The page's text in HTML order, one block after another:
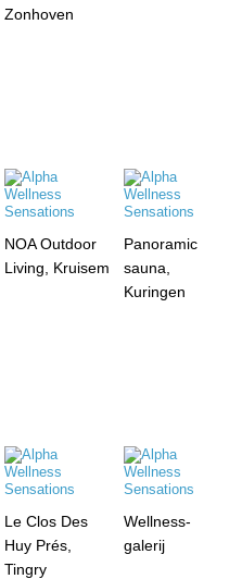
Zonhoven
NOA Outdoor
Living, Kruisem
Panoramic
sauna,
Kuringen
Le Clos Des
Huy Prés,
Tingry
Wellness-
galerij